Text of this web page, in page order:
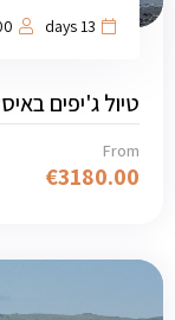
13 days
טיול ג'יפים
From
€3180.00